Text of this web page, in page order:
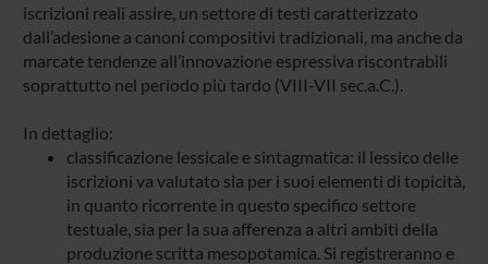
iscrizioni reali assire, un settore di testi caratterizzato
dall’adesione a canoni compositivi tradizionali, ma anche da
marcate tendenze all’innovazione espressiva riscontrabili
soprattutto nel periodo più tardo (VIII-VII sec.a.C.).
In dettaglio:
classificazione lessicale e sintagmatica: il lessico delle
iscrizioni va valutato sia per i suoi elementi di topicità,
in quanto ricorrente in questo specifico settore
testuale, sia per la sua afferenza a altri ambiti della
produzione scritta mesopotamica. Si registreranno e